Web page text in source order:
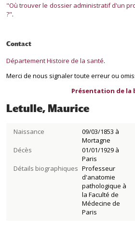
"Où trouver le dossier administratif d'un
?".
Contact
Département Histoire de la santé.
Merci de nous signaler toute erreur ou
Présentation de la
Letulle, Maurice
Naissance
09/03/1853 à
Mortagne
Décès
01/01/1929 à
Paris
Détails biographiques Professeur
d'anatomie
pathologique à
la Faculté de
Médecine de
Paris